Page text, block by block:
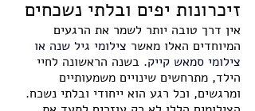
זיכרונות יפים ובלתי נשכחים
אין דרך טובה יותר לשמר את הרגעים
המיוחדים האלו מאשר צילומי גיל שנה או
צילומי סמאש קייק. בשנה הראשונה לחיי
הילד, מתרחשים שינויים משמעותיים
ומרגשים, וכל רגע הוא ייחודי ובלתי נשכח.